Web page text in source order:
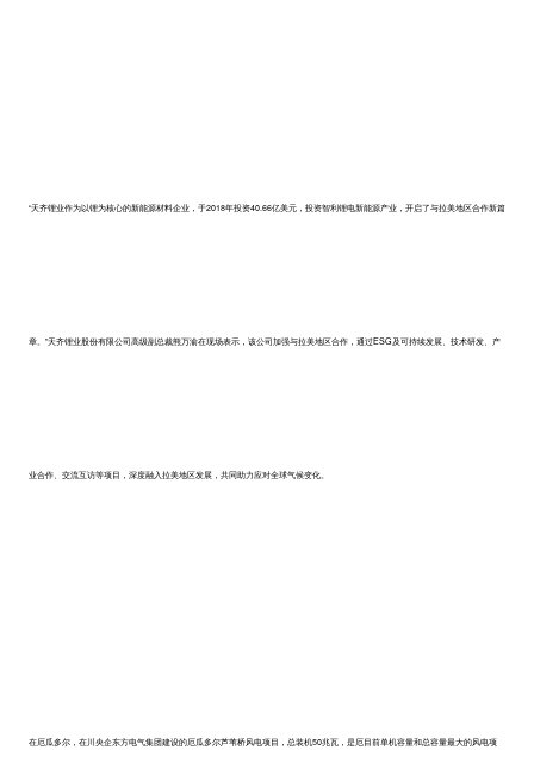
“天齐锂业作为以锂为核心的新能源材料企业，于2018年投资40.66亿美元，投资智利锂电新能源产业，开启了与拉美地区合作新篇
章。”天齐锂业股份有限公司高级副总裁熊万渝在现场表示，该公司加强与拉美地区合作，通过ESG及可持续发展、技术研发、产
业合作、交流互访等项目，深度融入拉美地区发展，共同助力应对全球气候变化。
在厄瓜多尔，在川央企东方电气集团建设的厄瓜多尔芦苇桥风电项目，总装机50兆瓦，是厄目前单机容量和总容量最大的风电项